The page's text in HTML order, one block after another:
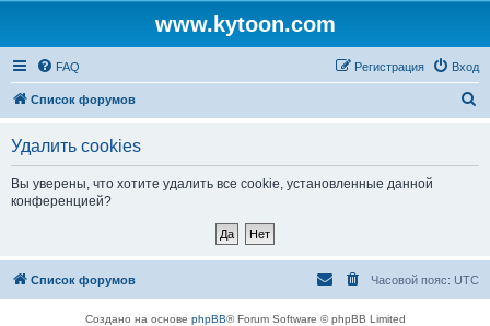
www.kytoon.com
FAQ Вход
Регистрация
Список форумов
Удалить cookies
Вы уверены, что хотите удалить все cookie, установленные данной
конференцией?
Список форумов Часовой пояс: UTC
Создано на основе phpBB® Forum Software © phpBB Limited